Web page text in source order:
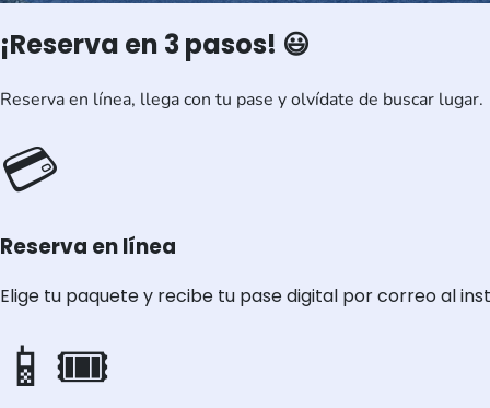
¡Reserva en 3 pasos! 😃
Reserva en línea, llega con tu pase y olvídate de buscar lugar.
💳
Reserva en línea
Elige tu paquete y recibe tu pase digital por correo al
📱🎟️